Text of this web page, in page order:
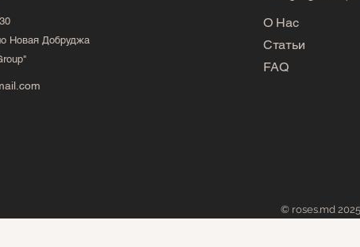
Новая Добруджа
О Нас
Статьи
FAQ
© roses.md 2025